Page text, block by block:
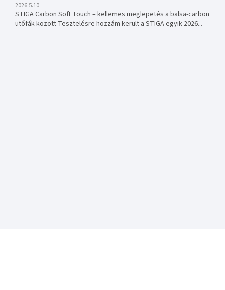
2026.5.10
STIGA Carbon Soft Touch – kellemes meglepetés a balsa-carbon
ütőfák között Tesztelésre hozzám került a STIGA egyik 2026...